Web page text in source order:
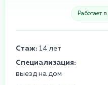
Работает
Стаж: 14 лет
Специализация:
выезд на дом